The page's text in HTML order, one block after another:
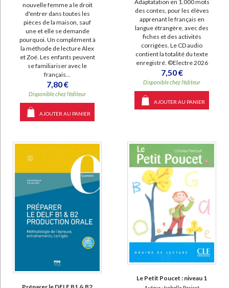
nouvelle femme a le droit
d'entrer dans toutes les
pièces de la maison, sauf
une et elle se demande
pourquoi. Un complément à
la méthode de lecture Alex
et Zoé. Les enfants peuvent
se familiariser avec le
français...
7,80 €
Disponible chez l'éditeur
AJOUTER AU PANIER
Adaptatation en 1.000 mots
des contes, pour les élèves
apprenant le français en
langue étrangère, avec des
fiches et des activités
corrigées. Le CD audio
contient la totalité du texte
enregistré. ©Electre 2026
7,50 €
Disponible chez l'éditeur
AJOUTER AU PANIER
Le Petit Poucet : niveau 1